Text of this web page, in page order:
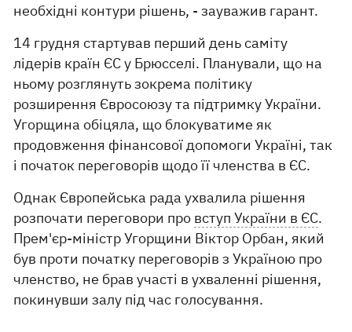
необхідні контури рішень, - зауважив гарант.
14 грудня стартував перший день саміту
лідерів країн ЄС у Брюсселі. Планували, що на
ньому розглянуть зокрема політику
розширення Євросоюзу та підтримку України.
Угорщина обіцяла, що блокуватиме як
продовження фінансової допомоги Україні, так
і початок переговорів щодо її членства в ЄС.
Однак Європейська рада ухвалила рішення
розпочати переговори про вступ України в ЄС.
Прем'єр-міністр Угорщини Віктор Орбан, який
був проти початку переговорів з Україною про
членство, не брав участі в ухваленні рішення,
покинувши залу під час голосування.